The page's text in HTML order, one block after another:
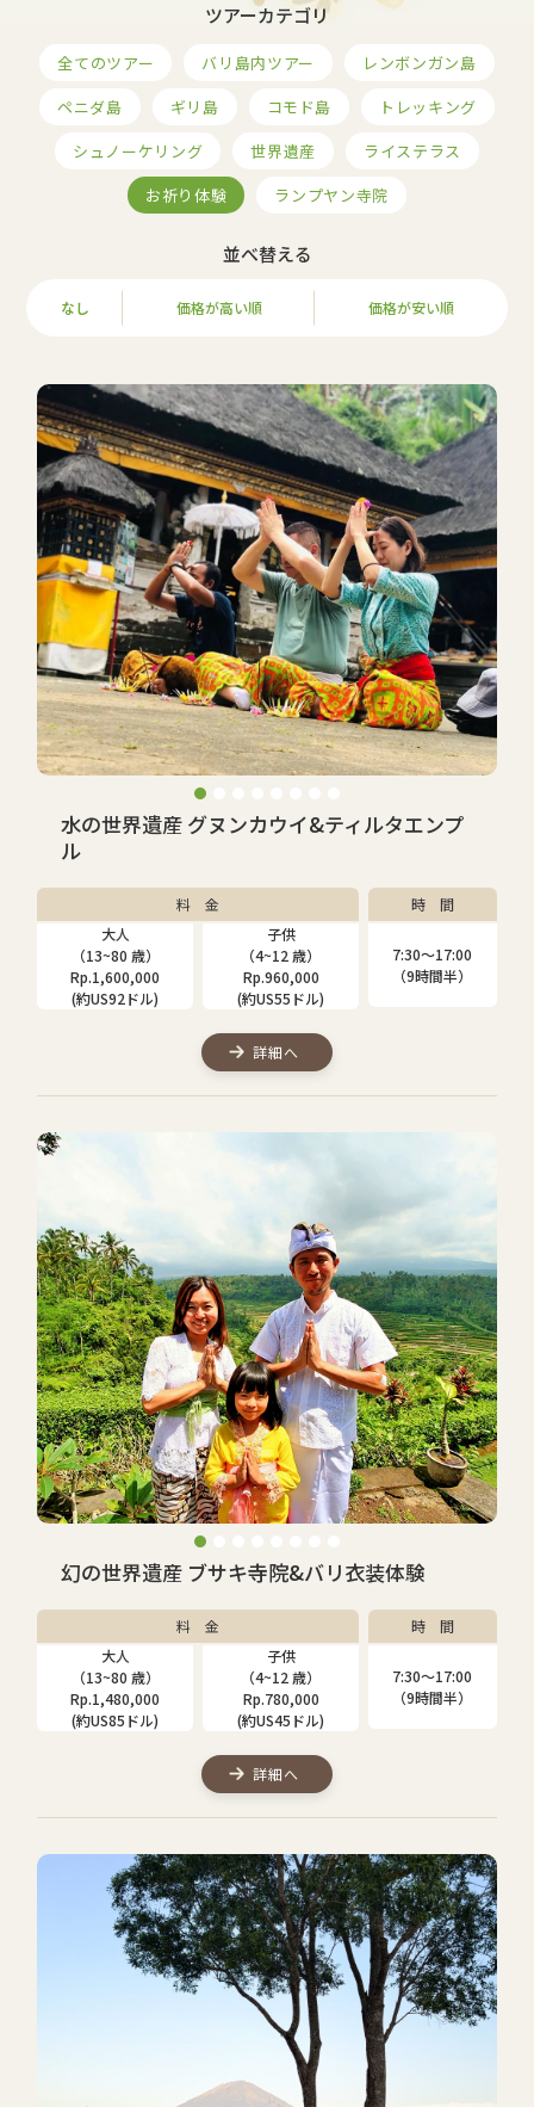
ツアーカテゴリ
全てのツアー バリ島内ツアー
レンボンガン島
ペニダ島
ギリ島 コモド島
トレッキング
シュノーケリング
世界遺産
ライステラス
お祈り体験
ランプヤン寺院
並べ替える
なし 価格が高い順 価格が安い順
水の世界遺産 グヌンカウイ&ティルタエンプ
ル
料 金
大人
（13~80 歳）
Rp.1,600,000
(約US92ドル)
子供
（4~12 歳）
Rp.960,000
(約US55ドル)
時 間
7:30〜17:00
（9時間半）
詳細へ
幻の世界遺産 ブサキ寺院&バリ衣装体験
料 金
大人
（13~80 歳）
Rp.1,480,000
(約US85ドル)
子供
（4~12 歳）
Rp.780,000
(約US45ドル)
時 間
7:30〜17:00
（9時間半）
詳細へ